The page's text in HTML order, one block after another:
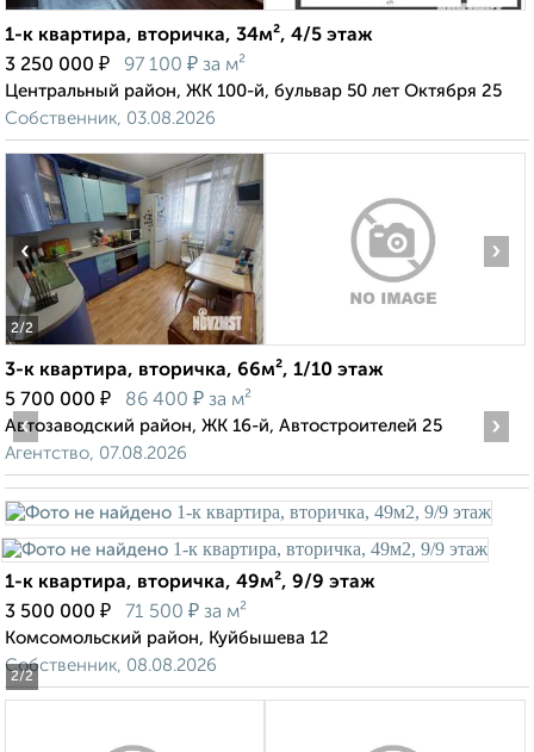
1-к квартира, вторичка, 34м², 4/5 этаж
3 250 000 ₽ 97 100 ₽ за м²
Центральный район, ЖК 100-й, бульвар 50 лет Октября 25
Собственник, 03.08.2026
2/2
‹ ›
3-к квартира, вторичка, 66м², 1/10 этаж
5 700 000 ₽ 86 400 ₽ за м²
Автозаводский район, ЖК 16-й, Автостроителей 25
Агентство, 07.08.2026
2/2
‹ ›
1-к квартира, вторичка, 49м², 9/9 этаж
3 500 000 ₽ 71 500 ₽ за м²
Комсомольский район, Куйбышева 12
Собственник, 08.08.2026